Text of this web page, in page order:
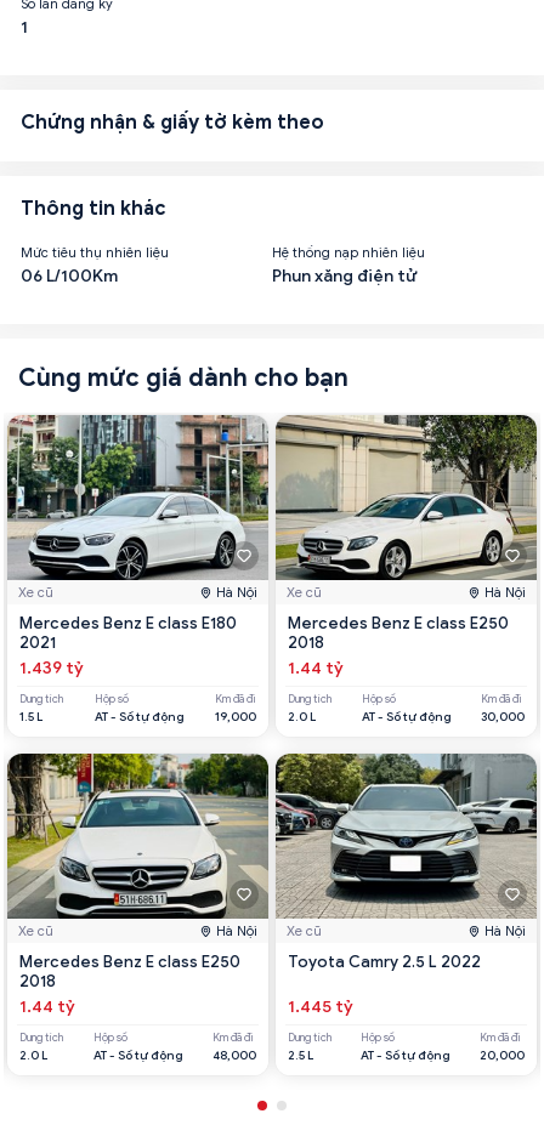
Số lần đăng ký
1
Chứng nhận & giấy tờ kèm theo
Thông tin khác
Mức tiêu thụ nhiên liệu
06 L/100Km
Hệ thống nạp nhiên liệu
Phun xăng điện tử
Cùng mức giá dành cho bạn
Xe cũ Hà Nội
Mercedes Benz E class E180
2021
1.439 tỷ
Dung tích
1.5 L
Hộp số
AT - Số tự động
Km đã đi
19,000
Xe cũ Hà Nội
Mercedes Benz E class E250
2018
1.44 tỷ
Dung tích
2.0 L
Hộp số
AT - Số tự động
Km đã đi
48,000
Xe cũ Hà Nội
Mercedes Benz E class E250
2018
1.44 tỷ
Dung tích
2.0 L
Hộp số
AT - Số tự động
Km đã đi
30,000
Xe cũ Hà Nội
Toyota Camry 2.5 L 2022
1.445 tỷ
Dung tích
2.5 L
Hộp số
AT - Số tự động
Km đã đi
20,000